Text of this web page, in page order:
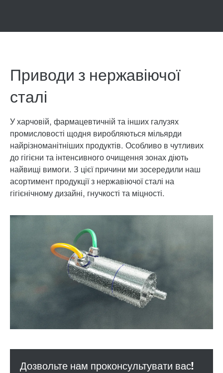
Приводи з нержавіючої
сталі
У харчовій, фармацевтичній та інших галузях
промисловості щодня виробляються мільярди
найрізноманітніших продуктів. Особливо в чутливих
до гігієни та інтенсивного очищення зонах діють
найвищі вимоги. З цієї причини ми зосередили наш
асортимент продукції з нержавіючої сталі на
гігієнічному дизайні, гнучкості та міцності.